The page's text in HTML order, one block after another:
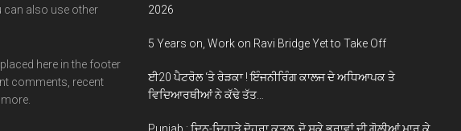
can also use other
here in the footer
comments, recent
2026
5 Years on, Work on Ravi Bridge Yet to Take Off
ਈ20 ਪੈਟਰੋਲ ‘ਤੇ ਰੇੜਕਾ ! ਇੰਜਨੀਰਿੰਗ ਕਾਲਜ ਦੇ ਅਧਿਆਪਕ ਤੇ
ਵਿਦਿਆਰਥੀਆਂ ਨੇ ਕੱਢੇ ਤੱਤ…
Punjab ; ਦਿਨ-ਦਿਹਾੜੇ ਦੋਹਰਾ ਕਤਲ, ਦੋ ਸਕੇ ਭਰਾਵਾਂ ਦੀ ਗੋਲੀਆਂ ਮਾਰ ਕੇ